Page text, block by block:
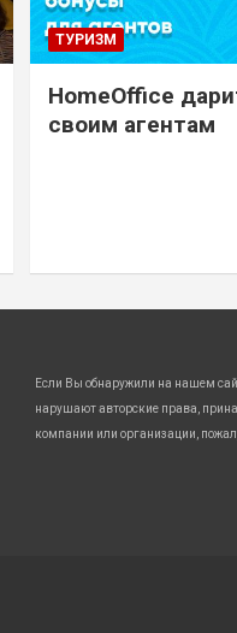
ТУРИЗМ
HomeOffice
своим агентам
Если Вы обнаружили на нашем
нарушают авторские права,
компании или организации,